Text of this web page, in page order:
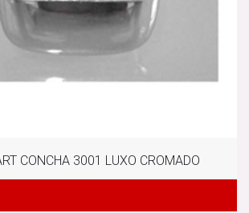
CONCHA 3001 LUXO CROMADO